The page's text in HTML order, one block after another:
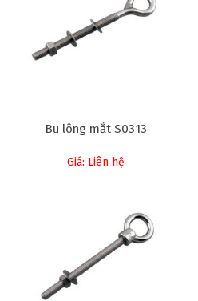
Bu lông mắt S0313
Giá: Liên hệ